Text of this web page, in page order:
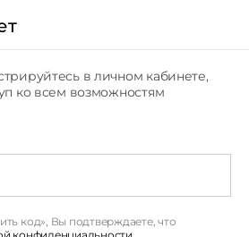
кабинет
в личном кабинете,
ко всем возможностям
код», Вы подтверждаете,что